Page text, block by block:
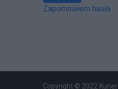
Zapomniałem hasła
Copyright © 2022